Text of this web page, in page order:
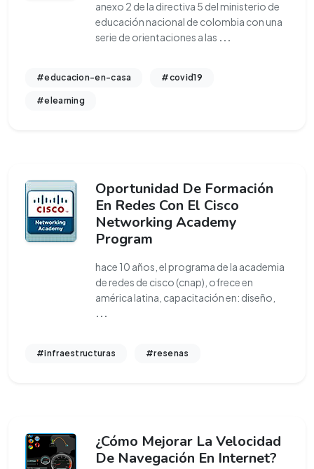
anexo 2 de la directiva 5 del ministerio de
educación nacional de colombia con una
serie de orientaciones a las ...
#educacion-en-casa #covid19
#elearning
Oportunidad De Formación
En Redes Con El Cisco
Networking Academy
Program
hace 10 años, el programa de la academia
de redes de cisco (cnap), ofrece en
américa latina, capacitación en: diseño,
...
#infraestructuras #resenas
¿Cómo Mejorar La Velocidad
De Navegación En Internet?